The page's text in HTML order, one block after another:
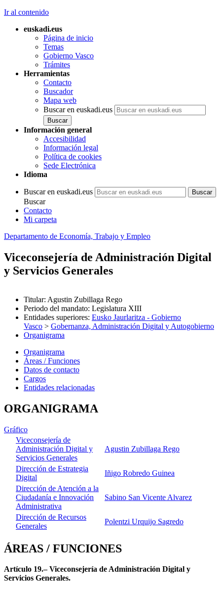
Ir al contenido
euskadi.eus
Página de inicio
Temas
Gobierno Vasco
Trámites
Herramientas
Contacto
Buscador
Mapa web
Buscar en euskadi.eus
Información general
Accesibilidad
Información legal
Política de cookies
Sede Electrónica
Idioma
Buscar en euskadi.eus
Buscar
Contacto
Mi carpeta
Departamento de Economía, Trabajo y Empleo
Viceconsejería de Administración Digital
y Servicios Generales
Titular: Agustin Zubillaga Rego
Periodo del mandato: Legislatura XIII
Entidades superiores: Eusko Jaurlaritza - Gobierno
Vasco > Gobernanza, Administración Digital y Autogobierno
Organigrama
Organigrama
Áreas / Funciones
Datos de contacto
Cargos
Entidades relacionadas
ORGANIGRAMA
Gráfico
Viceconsejería de
Administración Digital y
Servicios Generales
Agustin Zubillaga Rego
Dirección de Estrategia
Digital
Iñigo Robredo Guinea
Dirección de Atención a la
Ciudadanía e Innovación
Administrativa
Sabino San Vicente Alvarez
Dirección de Recursos
Generales
Polentzi Urquijo Sagredo
ÁREAS / FUNCIONES
Artículo 19.– Viceconsejería de Administración Digital y
Servicios Generales.